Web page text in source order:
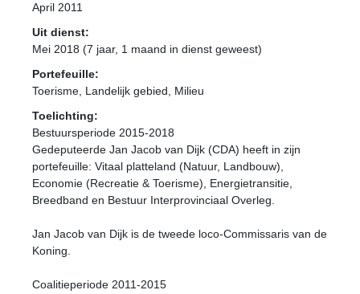
April 2011
Uit dienst:
Mei 2018 (7 jaar, 1 maand in dienst geweest)
Portefeuille:
Toerisme, Landelijk gebied, Milieu
Toelichting:
Bestuursperiode 2015-2018
Gedeputeerde Jan Jacob van Dijk (CDA) heeft in zijn
portefeuille: Vitaal platteland (Natuur, Landbouw),
Economie (Recreatie & Toerisme), Energietransitie,
Breedband en Bestuur Interprovinciaal Overleg.
Jan Jacob van Dijk is de tweede loco-Commissaris van de
Koning.
Coalitieperiode 2011-2015